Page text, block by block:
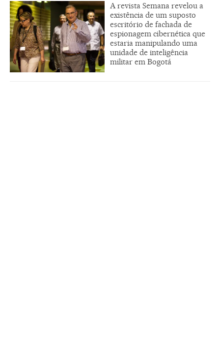
A revista Semana revelou a
existência de um suposto
escritório de fachada de
espionagem cibernética que
estaria manipulando uma
unidade de inteligência
militar em Bogotá